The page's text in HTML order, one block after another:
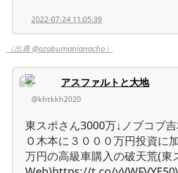
2022-07-24 11:05:39
（出典 @azabumanianacho）
アスファルトと大地
@khtkkh2020
東スポさん3000万↓ノブコブ
Ｏ木本に３０００万円投資に
万円の高級車購入の破天荒(東